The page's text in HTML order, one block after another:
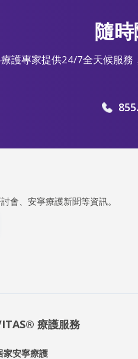
隨
護專家提供24/7全天候服
會、安寧療護新聞等資訊。
療護服務
家安寧療護